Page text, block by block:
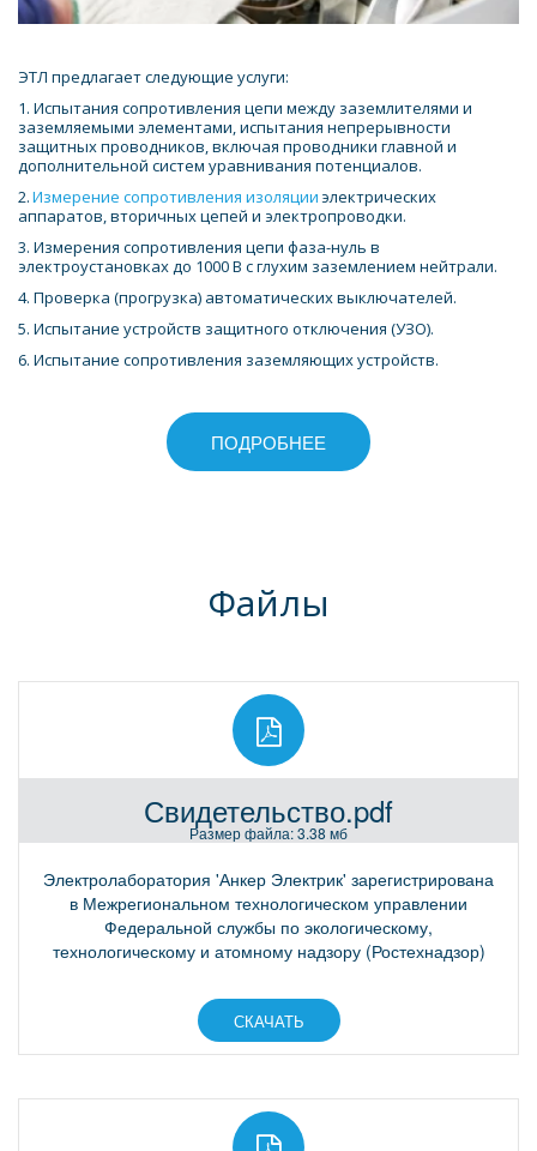
ЭТЛ предлагает следующие услуги:
1. Испытания сопротивления цепи между заземлителями и
заземляемыми элементами, испытания непрерывности
защитных проводников, включая проводники главной и
дополнительной систем уравнивания потенциалов.
2. Измерение сопротивления изоляции электрических
аппаратов, вторичных цепей и электропроводки.
3. Измерения сопротивления цепи фаза-нуль в
электроустановках до 1000 В с глухим заземлением нейтрали.
4. Проверка (прогрузка) автоматических выключателей.
5. Испытание устройств защитного отключения (УЗО).
6. Испытание сопротивления заземляющих устройств.
ПОДРОБНЕЕ
Файлы
Свидетельство.pdf
Размер файла: 3.38 мб
Электролаборатория 'Анкер Электрик' зарегистрирована
в Межрегиональном технологическом управлении
Федеральной службы по экологическому,
технологическому и атомному надзору (Ростехнадзор)
СКАЧАТЬ